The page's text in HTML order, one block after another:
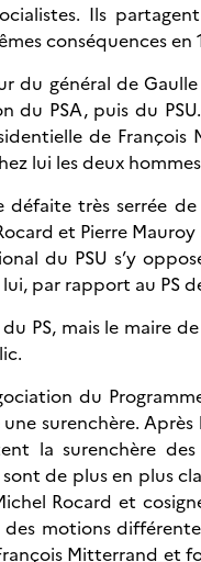
Ils
conséquences en
du général de
du PSA, puis du
de
lui les deux
très serrée
et Pierre
du PSU s’y
par rapport au PS
PS, mais le maire
du
surenchère.
la surenchère
de plus en plus
Rocard et
motions
Mitterrand